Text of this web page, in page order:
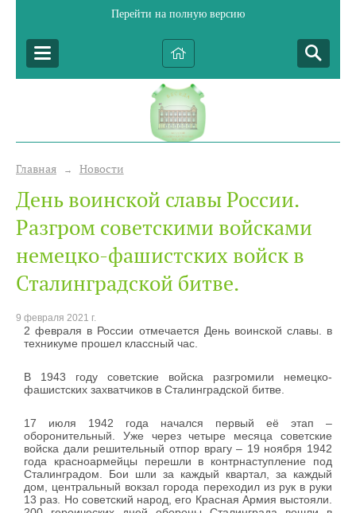
Перейти на полную версию
Главная → Новости
День воинской славы России.
Разгром советскими войсками
немецко-фашистских войск в
Сталинградской битве.
9 февраля 2021 г.
2 февраля в России отмечается День воинской славы. в
техникуме прошел классный час.
В 1943 году советские войска разгромили немецко-
фашистских захватчиков в Сталинградской битве.
17 июля 1942 года начался первый её этап –
оборонительный. Уже через четыре месяца советские
войска дали решительный отпор врагу – 19 ноября 1942
года красноармейцы перешли в контрнаступление под
Сталинградом. Бои шли за каждый квартал, за каждый
дом, центральный вокзал города переходил из рук в руки
13 раз. Но советский народ, его Красная Армия выстояли.